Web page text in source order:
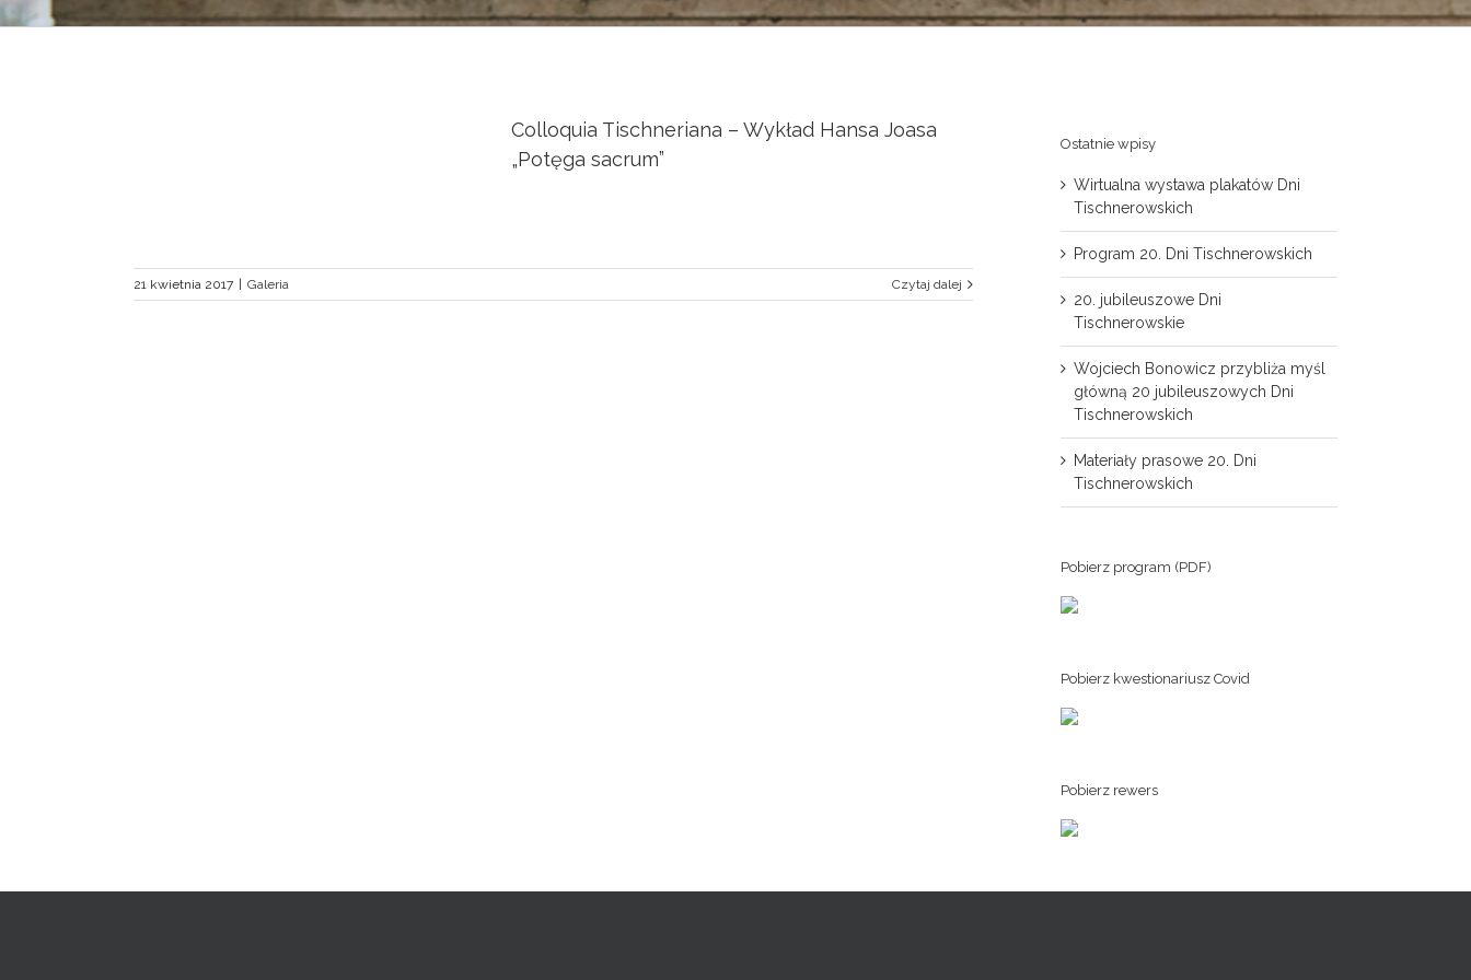
Colloquia Tischneriana – Wykład Hansa Joasa
„Potęga sacrum”
21 kwietnia 2017 Galeria Czytaj dalej
Ostatnie wpisy
Wirtualna wystawa plakatów Dni
Tischnerowskich
Program 20. Dni Tischnerowskich
20. jubileuszowe Dni
Tischnerowskie
Wojciech Bonowicz przybliża myśl
główną 20 jubileuszowych Dni
Tischnerowskich
Materiały prasowe 20. Dni
Tischnerowskich
Pobierz program (PDF)
Pobierz kwestionariusz Covid
Pobierz rewers